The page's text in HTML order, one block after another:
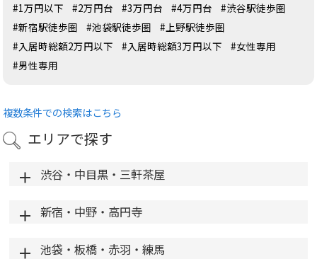
#1万円以下
#2万円台 #3万円台 #4万円台
#渋谷駅徒歩圏
#新宿駅徒歩圏
#池袋駅徒歩圏
#上野駅徒歩圏
#入居時総額2万円以下
#入居時総額3万円以下
#女性専用
#男性専用
複数条件での検索はこちら
エリアで探す
渋谷・中目黒・三軒茶屋
新宿・中野・高円寺
池袋・板橋・赤羽・練馬